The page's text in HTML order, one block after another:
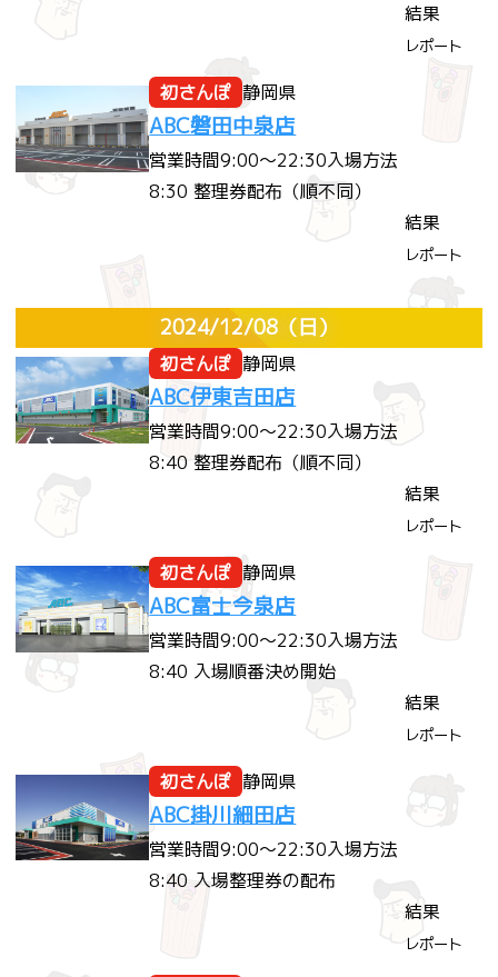
結果
レポート
初さんぽ 静岡県
ABC磐田中泉店
営業時間9:00～22:30入場方法
8:30 整理券配布（順不同）
結果
レポート
2024/12/08 （日）
初さんぽ 静岡県
ABC伊東吉田店
営業時間9:00～22:30入場方法
8:40 整理券配布（順不同）
結果
レポート
初さんぽ 静岡県
ABC富士今泉店
営業時間9:00～22:30入場方法
8:40 入場順番決め開始
結果
レポート
初さんぽ 静岡県
ABC掛川細田店
営業時間9:00～22:30入場方法
8:40 入場整理券の配布
結果
レポート